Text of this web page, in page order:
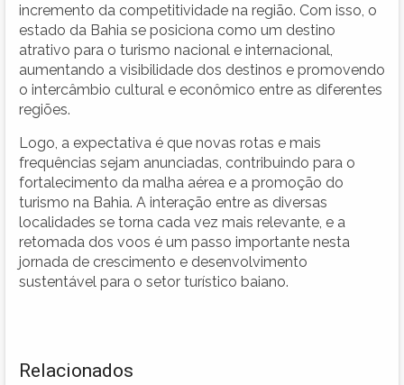
incremento da competitividade na região. Com isso, o
estado da Bahia se posiciona como um destino
atrativo para o turismo nacional e internacional,
aumentando a visibilidade dos destinos e promovendo
o intercâmbio cultural e econômico entre as diferentes
regiões.
Logo, a expectativa é que novas rotas e mais
frequências sejam anunciadas, contribuindo para o
fortalecimento da malha aérea e a promoção do
turismo na Bahia. A interação entre as diversas
localidades se torna cada vez mais relevante, e a
retomada dos voos é um passo importante nesta
jornada de crescimento e desenvolvimento
sustentável para o setor turístico baiano.
Relacionados